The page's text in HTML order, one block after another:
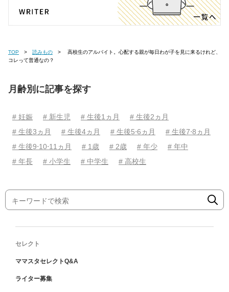
TOP 読みもの
コレって普通なの？
月齢別に記事を探す
# 妊娠 # 新生児 # 生後1ヵ月
# 生後2ヵ月
# 生後3ヵ月
# 生後4ヵ月 # 生後5⋅6ヵ月
# 生後7⋅8ヵ月
# 生後9⋅10⋅11ヵ月
# 1歳 # 2歳 # 年少
# 年中
# 年長
# 小学生 # 中学生 # 高校生
セレクト
ママスタセレクトQ&A
ライター募集